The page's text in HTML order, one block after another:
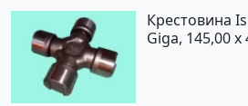
Крестовина
Giga, 145,00 x